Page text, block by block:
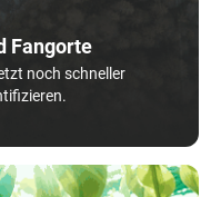
Fangorte
noch schneller